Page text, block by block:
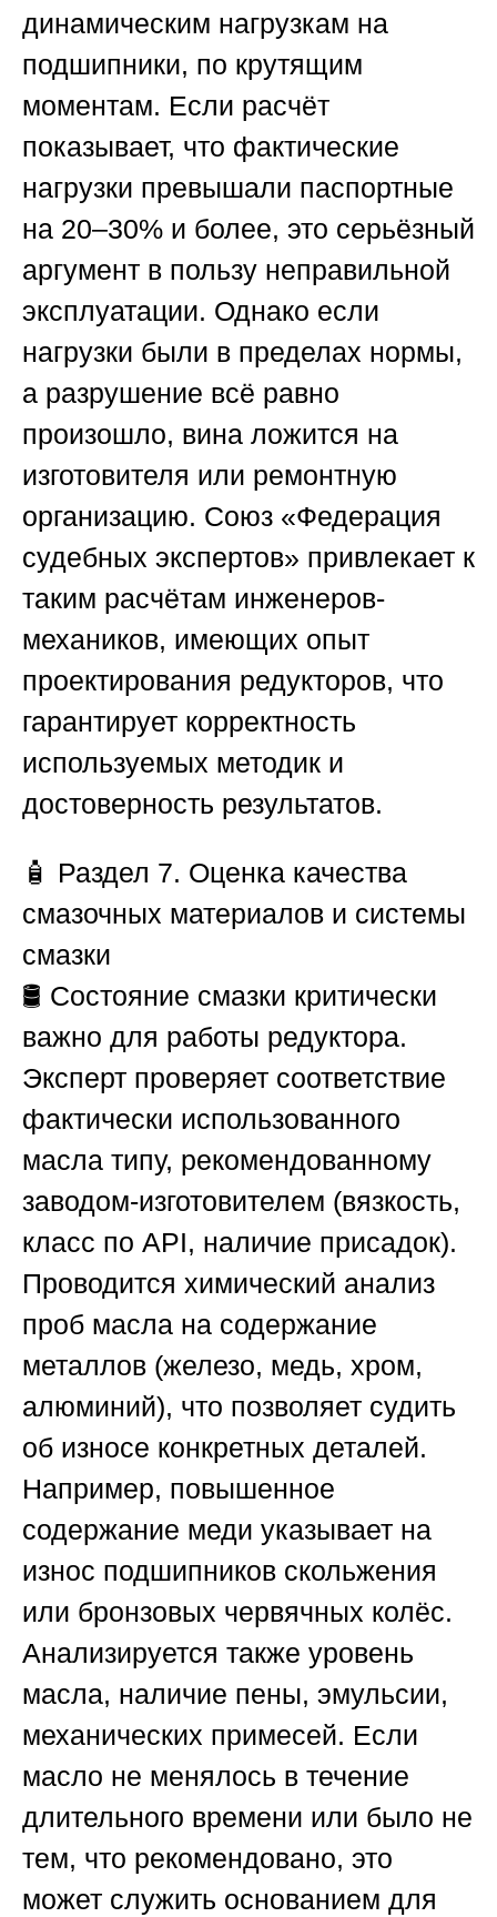
динамическим нагрузкам на
подшипники, по крутящим
моментам. Если расчёт
показывает, что фактические
нагрузки превышали паспортные
на 20–30% и более, это серьёзный
аргумент в пользу неправильной
эксплуатации. Однако если
нагрузки были в пределах нормы,
а разрушение всё равно
произошло, вина ложится на
изготовителя или ремонтную
организацию. Союз «Федерация
судебных экспертов» привлекает к
таким расчётам инженеров-
механиков, имеющих опыт
проектирования редукторов, что
гарантирует корректность
используемых методик и
достоверность результатов.
🧴 Раздел 7. Оценка качества
смазочных материалов и системы
смазки
🛢️ Состояние смазки критически
важно для работы редуктора.
Эксперт проверяет соответствие
фактически использованного
масла типу, рекомендованному
заводом-изготовителем (вязкость,
класс по API, наличие присадок).
Проводится химический анализ
проб масла на содержание
металлов (железо, медь, хром,
алюминий), что позволяет судить
об износе конкретных деталей.
Например, повышенное
содержание меди указывает на
износ подшипников скольжения
или бронзовых червячных колёс.
Анализируется также уровень
масла, наличие пены, эмульсии,
механических примесей. Если
масло не менялось в течение
длительного времени или было не
тем, что рекомендовано, это
может служить основанием для